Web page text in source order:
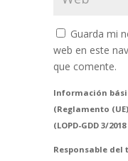
Guarda mi
web en este
que comente.
Información
(Reglamento
(LOPD-GDD 3/
Responsable